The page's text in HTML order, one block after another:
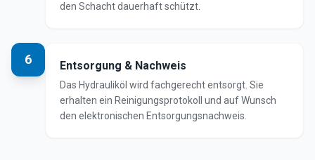
den Schacht dauerhaft schützt.
6 Entsorgung & Nachweis
Das Hydrauliköl wird fachgerecht entsorgt. Sie
erhalten ein Reinigungsprotokoll und auf Wunsch
den elektronischen Entsorgungsnachweis.